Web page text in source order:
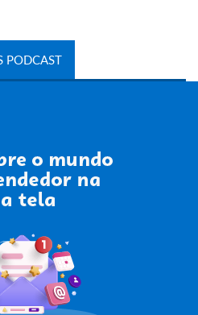
PODCAST